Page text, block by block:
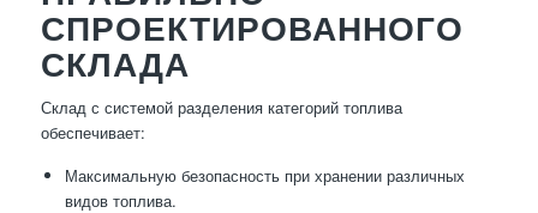
СПРОЕКТИРОВАННОГО
СКЛАДА
Склад с системой разделения категорий топлива
обеспечивает:
Максимальную безопасность при хранении различных
видов топлива.